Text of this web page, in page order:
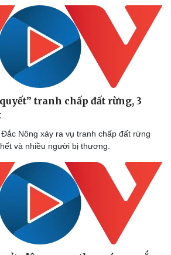
tranh chấp đất rừng, 3
Nông xảy ra vụ tranh chấp đất rừng
và nhiều người bị thương.